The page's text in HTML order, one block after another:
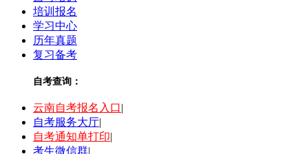
培训报名
学习中心
历年真题
复习备考
自考查询：
云南自考报名入口|
自考服务大厅|
自考通知单打印|
考生微信群|